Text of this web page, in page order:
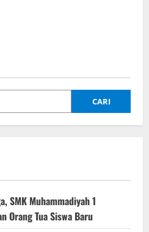
CARI
SMK Muhammadiyah 1
Orang Tua Siswa Baru